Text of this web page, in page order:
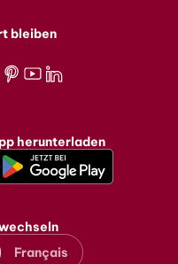
bleiben
herunterladen
Français